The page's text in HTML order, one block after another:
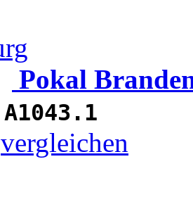
Pokal
A1043.1
vergleichen